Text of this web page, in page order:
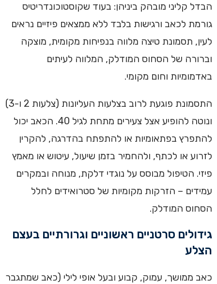
הבדל קליני מובהק ביניהן: בעוד שקוסטוכונדריטיס
גורמת לכאב ורגישות בלבד ללא ממצאים פיזיים נראים
לעין, תסמונת טיצה מלווה בנפיחות מקומית, מוצקה
וברורה של הסחוס המודלק, המלווה לעיתים
באדמומיות וחום מקומי.
התסמונת פוגעת לרוב בצלעות העליונות (צלעות 2 ו-3)
ונוטה להופיע אצל צעירים מתחת לגיל 40. הכאב יכול
להתפרץ בפתאומיות או להתפתח בהדרגה, להקרין
לזרוע או לכתף, ולהחמיר בזמן שיעול, עיטוש או מאמץ
פיזי. הטיפול מבוסס על נוגדי דלקת, מנוחה ובמקרים
עמידים – הזרקות מקומיות של סטרואידים לחלל
הסחוס המודלק.
גידולים סרטניים ראשוניים וגרורתיים בעצם
הצלע
כאב ממושך, עמוק, קבוע ובעל אופי לילי (כאב שמתגבר